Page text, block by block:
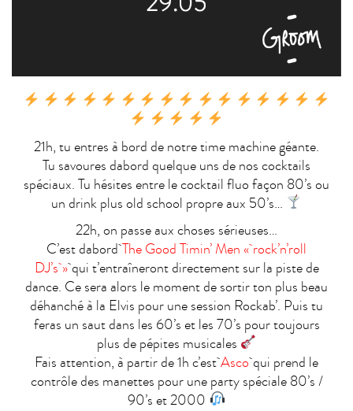
21h, tu entres à bord de notre time machine géante.
Tu savoures dabord quelque uns de nos cocktails
spéciaux. Tu hésites entre le cocktail fluo façon 80’s ou
un drink plus old school propre aux 50’s…
22h, on passe aux choses sérieuses…
C’est dabordThe Good Timin’ Men « rock’n’roll
DJ’s »qui t’entraîneront directement sur la piste de
dance. Ce sera alors le moment de sortir ton plus beau
déhanché à la Elvis pour une session Rockab’. Puis tu
feras un saut dans les 60’s et les 70’s pour toujours
plus de pépites musicales
Fais attention, à partir de 1h c’estAscoqui prend le
contrôle des manettes pour une party spéciale 80’s /
90’s et 2000